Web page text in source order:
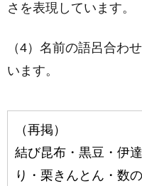
さを表現しています。
（4）名前の語呂合わ
います。
（再掲）
結び昆布・黒豆・伊
り・栗きんとん・数